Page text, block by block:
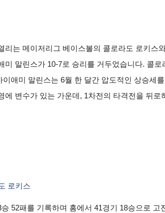
리는 메이저리그 베이스볼의 콜로라도 로키
미 말린스가 10-7로 승리를 거두었습니다. 콜
이애미 말린스는 6월 한 달간 압도적인 상승세
에 변수가 있는 가운데, 1차전의 타격전을 뒤
로키스
52패를 기록하며 홈에서 41경기 18승으로